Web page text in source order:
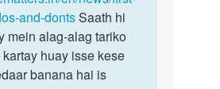
and-dontsSaath hi
mein alag-alag tariko
huay isse kese
banana hai is